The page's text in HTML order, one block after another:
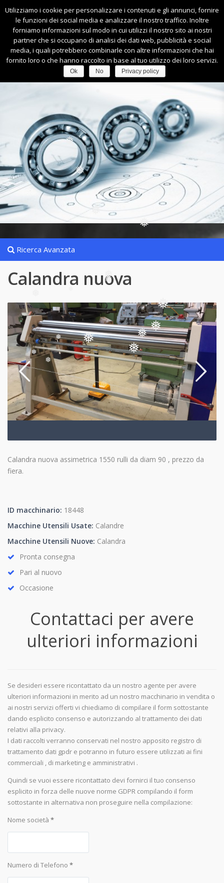
❅
❅
❅
❅
❅
❅
❅
❅
❅
❅
❅
❅
❅
❅
❅
❅
❅
❅
❅ ❅
❅ ❅
❅
0445-540164| info@faccimacchineutensili.it
Ricerca Avanzata
Calandra nuova
Calandra nuova assimetrica 1550 rulli da diam 90 , prezzo da
fiera.
ID macchinario: 18448
Macchine Utensili Usate: Calandre
Macchine Utensili Nuove: Calandra
Pronta consegna
Pari al nuovo
Occasione
Contattaci per avere
ulteriori informazioni
Se desideri essere ricontattato da un nostro agente per avere
ulteriori informazioni in merito ad un nostro macchinario in vendita o
ai nostri servizi offerti vi chiediamo di compilare il form sottostante
dando esplicito consenso e autorizzando al trattamento dei dati
relativi alla privacy.
I dati raccolti verranno conservati nel nostro apposito registro di
trattamento dati gpdr e potranno in futuro essere utilizzati ai fini
commerciali , di marketing e amministrativi .
Quindi se vuoi essere ricontattato devi fornirci il tuo consenso
esplicito in forza delle nuove norme GDPR compilando il form
sottostante in alternativa non proseguire nella compilazione:
Nome società *
Numero di Telefono *
Utilizziamo i cookie per personalizzare i contenuti e gli annunci, fornire
le funzioni dei social media e analizzare il nostro traffico. Inoltre
forniamo informazioni sul modo in cui utilizzi il nostro sito ai nostri
partner che si occupano di analisi dei dati web, pubblicità e social
media, i quali potrebbero combinarle con altre informazioni che hai
fornito loro o che hanno raccolto in base al tuo utilizzo dei loro servizi.
Ok No Privacy policy